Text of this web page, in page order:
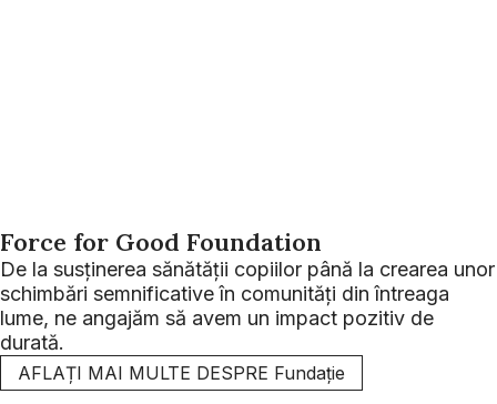
Force for Good Foundation
De la susținerea sănătății copiilor până la crearea unor
schimbări semnificative în comunități din întreaga
lume, ne angajăm să avem un impact pozitiv de
durată.
AFLAȚI MAI MULTE DESPRE Fundație